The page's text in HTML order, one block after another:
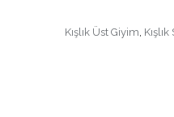
Kışlık Üst Giyim,